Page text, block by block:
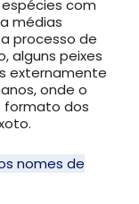
com
médias
processo de
alguns peixes
externamente
onde o
formato dos
nomes de